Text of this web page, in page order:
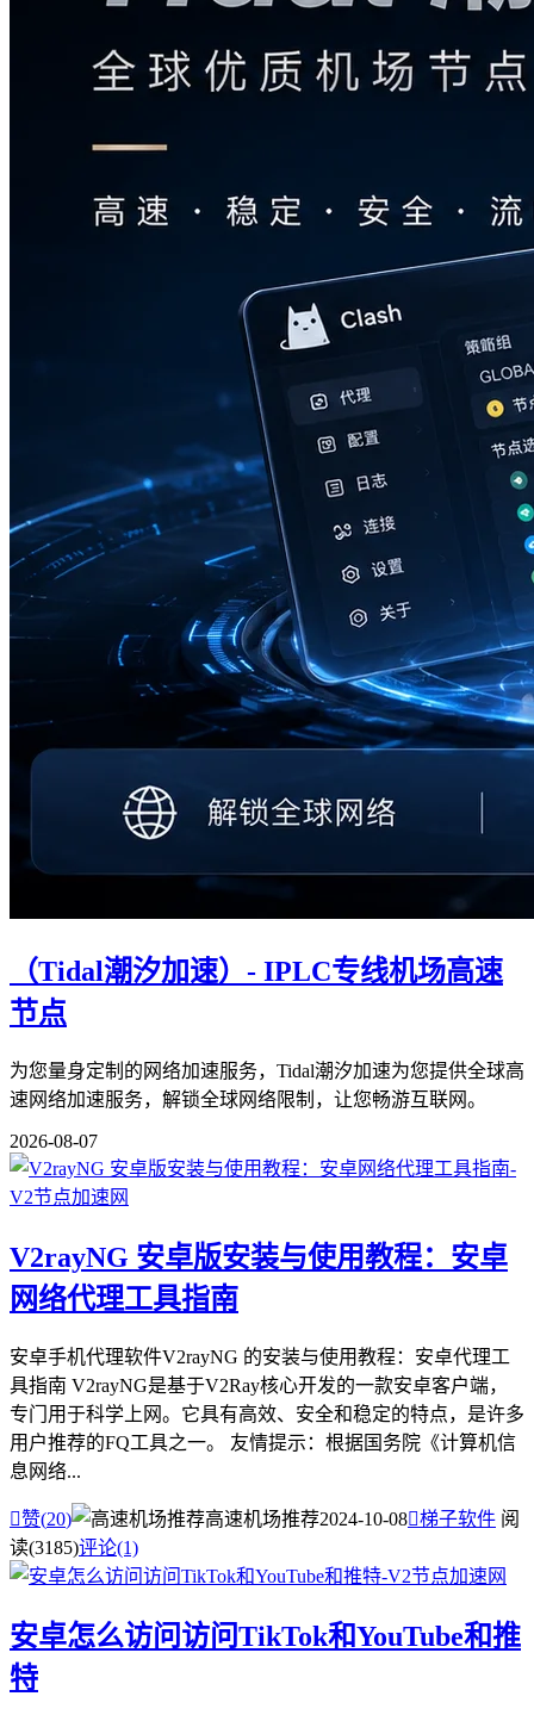
（Tidal潮汐加速）- IPLC专线机场高速
节点
为您量身定制的网络加速服务，Tidal潮汐加速为您提供全球高
速网络加速服务，解锁全球网络限制，让您畅游互联网。
2026-08-07
V2rayNG 安卓版安装与使用教程：安卓
网络代理工具指南
安卓手机代理软件V2rayNG 的安装与使用教程：安卓代理工
具指南 V2rayNG是基于V2Ray核心开发的一款安卓客户端，
专门用于科学上网。它具有高效、安全和稳定的特点，是许多
用户推荐的FQ工具之一。 友情提示：根据国务院《计算机信
息网络...
赞(20) 高速机场推荐2024-10-08梯子软件 阅
读(3185)评论(1)
安卓怎么访问访问TikTok和YouTube和推
特